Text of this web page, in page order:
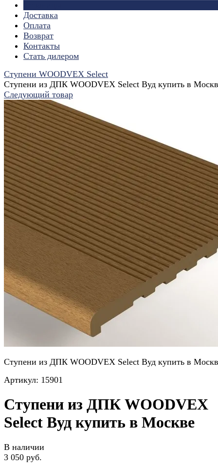
Доставка
Оплата
Возврат
Контакты
Стать дилером
Ступени WOODVEX Select
Ступени из ДПК WOODVEX Select Вуд купить в
Следующий товар
Ступени из ДПК WOODVEX Select Вуд купить в
Артикул: 15901
Ступени из ДПК WOODVEX
Select Вуд купить в Москве
В наличии
3 050 руб.